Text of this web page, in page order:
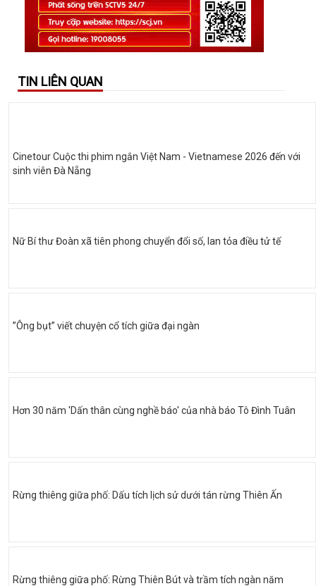
TIN LIÊN QUAN
Cinetour Cuộc thi phim ngắn Việt Nam - Vietnamese 2026 đến với
sinh viên Đà Nẵng
Nữ Bí thư Đoàn xã tiên phong chuyển đổi số, lan tỏa điều tử tế
”Ông bụt” viết chuyện cổ tích giữa đại ngàn
Hơn 30 năm 'Dấn thân cùng nghề báo' của nhà báo Tô Đình Tuân
Rừng thiêng giữa phố: Dấu tích lịch sử dưới tán rừng Thiên Ấn
Rừng thiêng giữa phố: Rừng Thiên Bút và trầm tích ngàn năm